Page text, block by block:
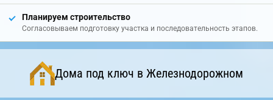
Планируем строительство
Согласовываем подготовку участка и последовательность этапов.
Дома под ключ в Железнодорожном